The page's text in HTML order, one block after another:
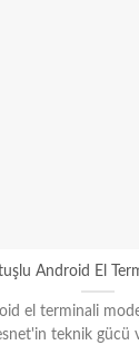
Android El
el terminali
teknik gücü